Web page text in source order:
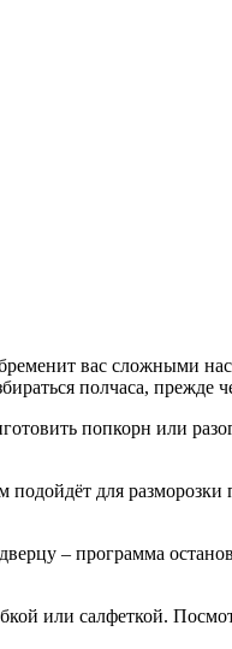
вас сложными
полчаса, прежде
попкорн или
для
– программа
или салфеткой.